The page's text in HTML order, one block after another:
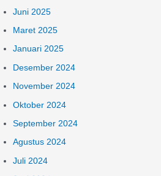
Juni 2025
Maret 2025
Januari 2025
Desember 2024
November 2024
Oktober 2024
September 2024
Agustus 2024
Juli 2024